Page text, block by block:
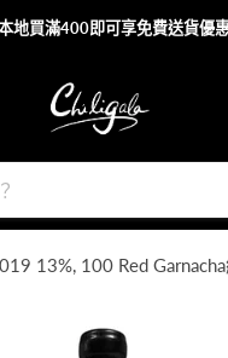
地買滿400即可享免費送貨優
13%, 100 Red